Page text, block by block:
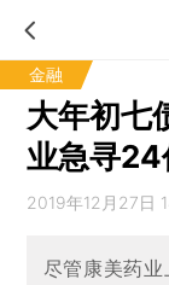
金融
大年初七
业急寻24
2019年12月27日
尽管康美药